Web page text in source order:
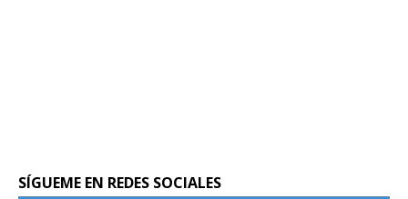
SÍGUEME EN REDES SOCIALES